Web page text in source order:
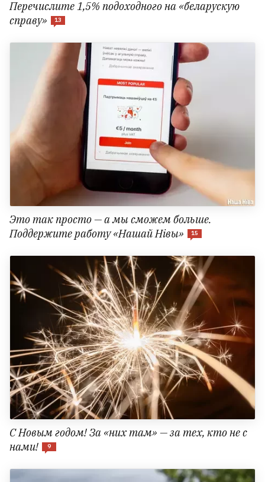
Перечислите 1,5% подоходного на «беларускую
справу»
13
Это так просто — а мы сможем больше.
Поддержите работу «Нашай Нівы»
15
С Новым годом! За «них там» — за тех, кто не с
нами!
9